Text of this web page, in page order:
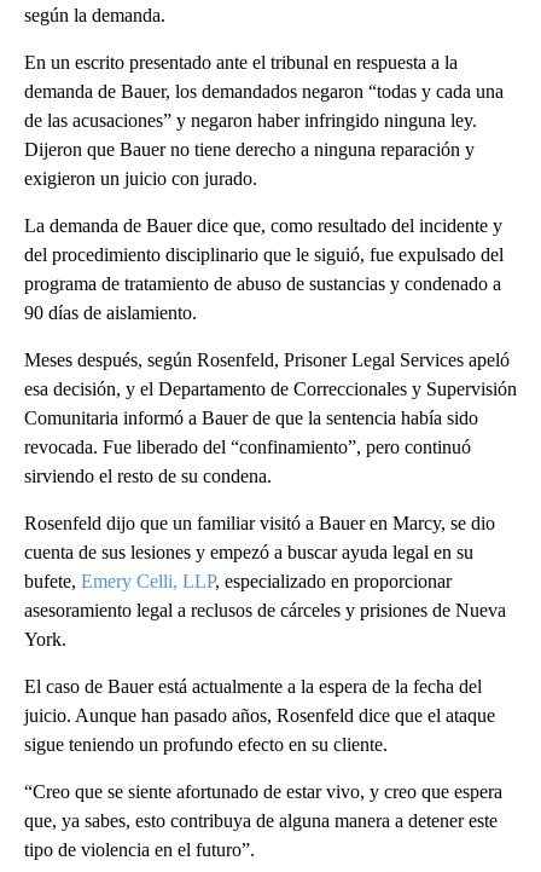
según la demanda.
En un escrito presentado ante el tribunal en respuesta a la
demanda de Bauer, los demandados negaron “todas y cada una
de las acusaciones” y negaron haber infringido ninguna ley.
Dijeron que Bauer no tiene derecho a ninguna reparación y
exigieron un juicio con jurado.
La demanda de Bauer dice que, como resultado del incidente y
del procedimiento disciplinario que le siguió, fue expulsado del
programa de tratamiento de abuso de sustancias y condenado a
90 días de aislamiento.
Meses después, según Rosenfeld, Prisoner Legal Services apeló
esa decisión, y el Departamento de Correccionales y Supervisión
Comunitaria informó a Bauer de que la sentencia había sido
revocada. Fue liberado del “confinamiento”, pero continuó
sirviendo el resto de su condena.
Rosenfeld dijo que un familiar visitó a Bauer en Marcy, se dio
cuenta de sus lesiones y empezó a buscar ayuda legal en su
bufete, Emery Celli, LLP, especializado en proporcionar
asesoramiento legal a reclusos de cárceles y prisiones de Nueva
York.
El caso de Bauer está actualmente a la espera de la fecha del
juicio. Aunque han pasado años, Rosenfeld dice que el ataque
sigue teniendo un profundo efecto en su cliente.
“Creo que se siente afortunado de estar vivo, y creo que espera
que, ya sabes, esto contribuya de alguna manera a detener este
tipo de violencia en el futuro”.